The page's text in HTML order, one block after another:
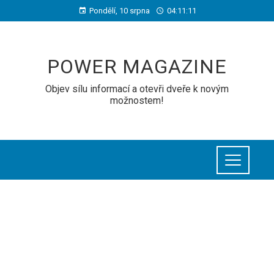
Pondělí, 10 srpna 04:11:11
POWER MAGAZINE
Objev sílu informací a otevři dveře k novým
možnostem!